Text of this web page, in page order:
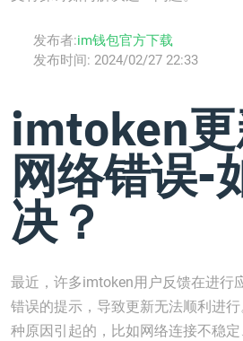
发布者:im钱包官方下载
发布时间: 2024/02/27 22:33
imtoken
网络错误-
决？
最近，许多imtoken用户反馈在进行
错误的提示，导致更新无法顺利进
种原因引起的，比如网络连接不稳